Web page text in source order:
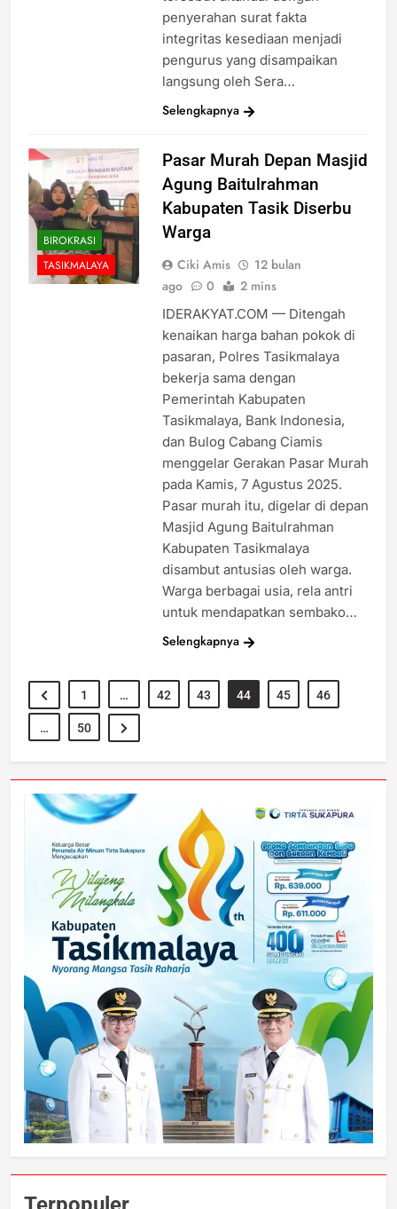
penyerahan surat fakta
integritas kesediaan menjadi
pengurus yang disampaikan
langsung oleh Sera…
Selengkapnya
BIROKRASI
TASIKMALAYA
Pasar Murah Depan Masjid
Agung Baitulrahman
Kabupaten Tasik Diserbu
Warga
Ciki Amis
12 bulan
ago
0 2 mins
IDERAKYAT.COM — Ditengah
kenaikan harga bahan pokok di
pasaran, Polres Tasikmalaya
bekerja sama dengan
Pemerintah Kabupaten
Tasikmalaya, Bank Indonesia,
dan Bulog Cabang Ciamis
menggelar Gerakan Pasar Murah
pada Kamis, 7 Agustus 2025.
Pasar murah itu, digelar di depan
Masjid Agung Baitulrahman
Kabupaten Tasikmalaya
disambut antusias oleh warga.
Warga berbagai usia, rela antri
untuk mendapatkan sembako…
Selengkapnya
1 … 42 43 44 45 46
… 50